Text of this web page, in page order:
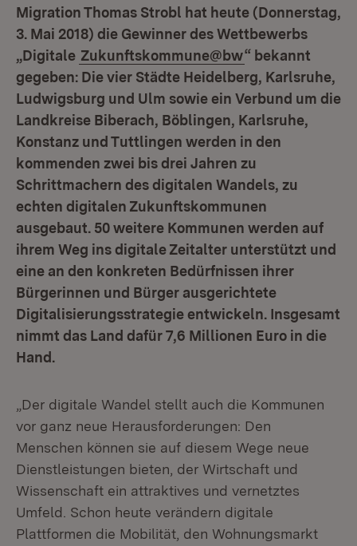
Migration Thomas Strobl hat heute (Donnerstag,
3. Mai 2018) die Gewinner des Wettbewerbs
„Digitale Zukunftskommune@bw“ bekannt
gegeben: Die vier Städte Heidelberg, Karlsruhe,
Ludwigsburg und Ulm sowie ein Verbund um die
Landkreise Biberach, Böblingen, Karlsruhe,
Konstanz und Tuttlingen werden in den
kommenden zwei bis drei Jahren zu
Schrittmachern des digitalen Wandels, zu
echten digitalen Zukunftskommunen
ausgebaut. 50 weitere Kommunen werden auf
ihrem Weg ins digitale Zeitalter unterstützt und
eine an den konkreten Bedürfnissen ihrer
Bürgerinnen und Bürger ausgerichtete
Digitalisierungsstrategie entwickeln. Insgesamt
nimmt das Land dafür 7,6 Millionen Euro in die
Hand.
„Der digitale Wandel stellt auch die Kommunen
vor ganz neue Herausforderungen: Den
Menschen können sie auf diesem Wege neue
Dienstleistungen bieten, der Wirtschaft und
Wissenschaft ein attraktives und vernetztes
Umfeld. Schon heute verändern digitale
Plattformen die Mobilität, den Wohnungsmarkt